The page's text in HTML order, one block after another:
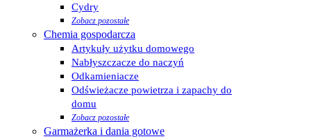
Cydry
Zobacz pozostałe
Chemia gospodarcza
Artykuły użytku domowego
Nabłyszczacze do naczyń
Odkamieniacze
Odświeżacze powietrza i zapachy do
domu
Zobacz pozostałe
Garmażerka i dania gotowe